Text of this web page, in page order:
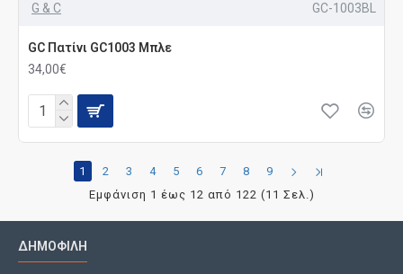
G & C GC-1003BL
GC Πατίνι GC1003 Μπλε
34,00€
1 2 3 4 5 6 7 8
9
Εμφάνιση 1 έως 12 από 122 (11 Σελ.)
ΔΗΜΟΦΙΛΉ